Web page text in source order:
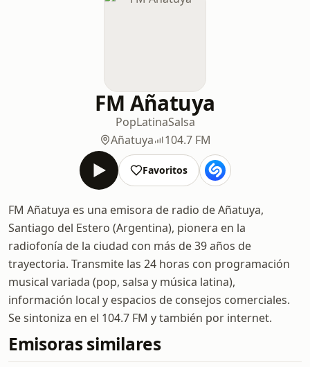
FM Añatuya
PopLatinaSalsa
Añatuya
104.7 FM
Favoritos
FM Añatuya es una emisora de radio de Añatuya,
Santiago del Estero (Argentina), pionera en la
radiofonía de la ciudad con más de 39 años de
trayectoria. Transmite las 24 horas con programación
musical variada (pop, salsa y música latina),
información local y espacios de consejos comerciales.
Se sintoniza en el 104.7 FM y también por internet.
Emisoras similares